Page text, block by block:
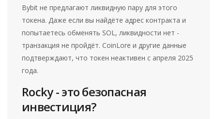
Bybit не предлагают ликвидную пару для этого
токена. Даже если вы найдёте адрес контракта и
попытаетесь обменять SOL, ликвидности нет -
транзакция не пройдёт. CoinLore и другие данные
подтверждают, что токен неактивен с апреля 2025
года.
Rocky - это безопасная
инвестиция?